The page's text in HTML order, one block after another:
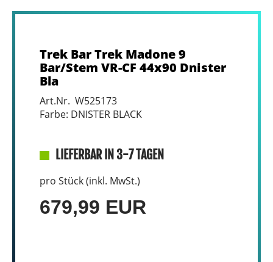
Trek Bar Trek Madone 9
Bar/Stem VR-CF 44x90 Dnister
Bla
Art.Nr. W525173
Farbe: DNISTER BLACK
LIEFERBAR IN 3-7 TAGEN
pro Stück (inkl. MwSt.)
679,99 EUR